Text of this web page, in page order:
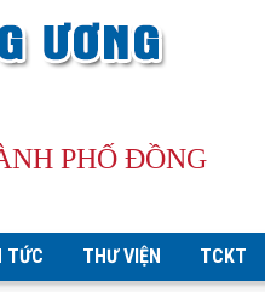
PHỐ ĐỒNG
TỨC THƯ VIỆN TCKT